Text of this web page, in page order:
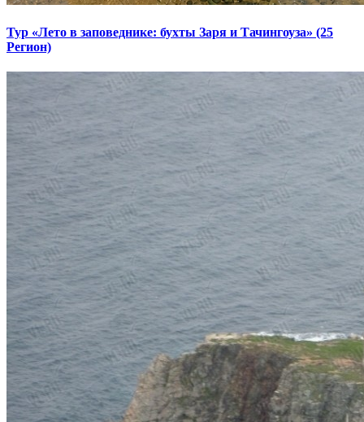
Тур «Лето в заповеднике: бухты Заря и Тачингоуза» (25
Регион)